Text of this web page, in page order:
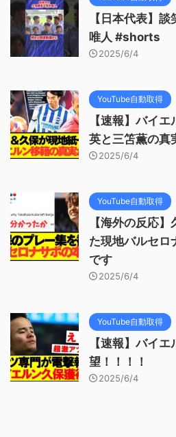
【日本代表】
唯人 #shorts
2025/6/4
YouTube自動取得
【速報】バイ
英と三笘薫の真
2025/6/4
YouTube自動取得
【海外の反応
た現地バルセロ
です
2025/6/4
YouTube自動取得
【速報】バイ
望！！！！
2025/6/4